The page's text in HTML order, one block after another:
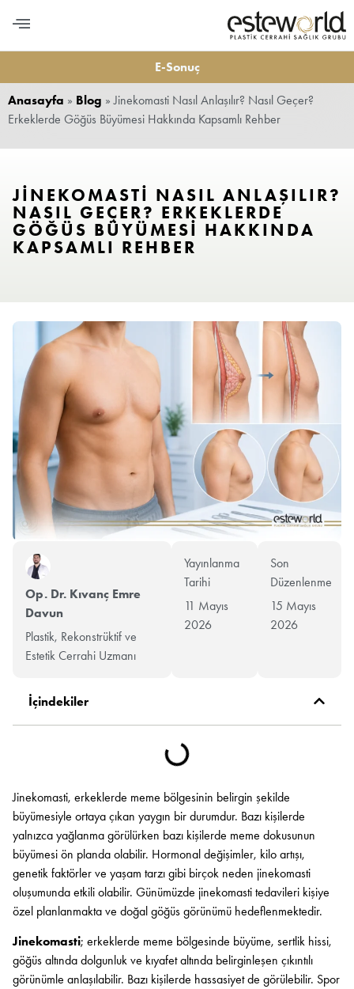
E-Sonuç
Anasayfa » Blog »Jinekomasti Nasıl Anlaşılır? Nasıl Geçer?
Erkeklerde Göğüs Büyümesi Hakkında Kapsamlı Rehber
JINEKOMASTI NASIL ANLAŞILIR?
NASIL GEÇER? ERKEKLERDE
GÖĞÜS BÜYÜMESI HAKKINDA
KAPSAMLI REHBER
Op. Dr. Kıvanç Emre
Davun
Plastik, Rekonstrüktif ve
Estetik Cerrahi Uzmanı
Yayınlanma
Tarihi
11 Mayıs
2026
Son
Düzenlenme
15 Mayıs
2026
İçindekiler
Jinekomasti, erkeklerde meme bölgesinin belirgin şekilde
büyümesiyle ortaya çıkan yaygın bir durumdur. Bazı kişilerde
yalnızca yağlanma görülürken bazı kişilerde meme dokusunun
büyümesi ön planda olabilir. Hormonal değişimler, kilo artışı,
genetik faktörler ve yaşam tarzı gibi birçok neden jinekomasti
oluşumunda etkili olabilir. Günümüzde jinekomasti tedavileri kişiye
özel planlanmakta ve doğal göğüs görünümü hedeflenmektedir.
Jinekomasti; erkeklerde meme bölgesinde büyüme, sertlik hissi,
göğüs altında dolgunluk ve kıyafet altında belirginleşen çıkıntılı
görünümle anlaşılabilir. Bazı kişilerde hassasiyet de görülebilir. Spor